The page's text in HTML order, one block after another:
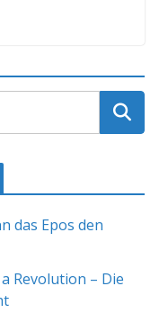
das Epos den
Revolution – Die